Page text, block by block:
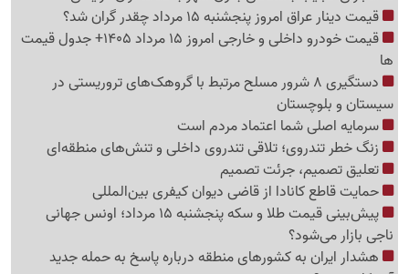
قیمت دینار عراق امروز پنجشنبه 15 مرداد چقدر گران شد؟
قیمت خودرو داخلی و خارجی امروز 15 مرداد 1405+ جدول قیمت
ها
دستگیری 8 شرور مسلح مرتبط با گروهک‌های تروریستی در
سیستان و بلوچستان
سرمایه اصلی شما اعتماد مردم است
زنگ خطر تندروی؛ تلاقی تندروی داخلی و تنش‌های منطقه‌ای
تعلیق تصمیم، جرئت تصمیم
حمایت قاطع کانادا از قاضی دیوان کیفری بین‌المللی
پیش‌بینی قیمت طلا و سکه پنجشنبه 15 مرداد؛ اونس جهانی
ناجی بازار می‌شود؟
هشدار ایران به کشورهای منطقه درباره پاسخ به حمله جدید